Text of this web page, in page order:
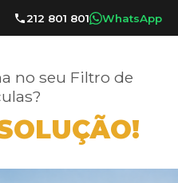
212 801 801 WhatsApp
no seu Filtro de